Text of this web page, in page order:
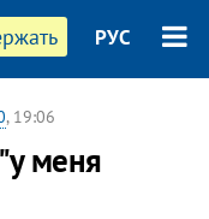
РУС
, 19:06
меня